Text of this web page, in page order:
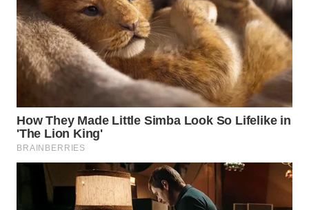
WISATA
LAPAK
WAHANA
Wahana
Network
LISTRIK
MASYARAKAT